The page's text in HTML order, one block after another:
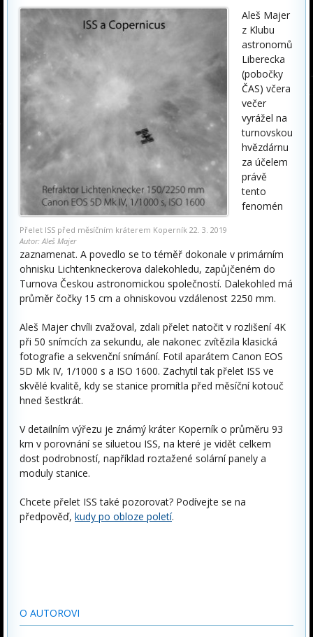
Přelet ISS před měsíčním kráterem Koperník 22. 3. 2019
Autor: Aleš Majer
Aleš Majer
z Klubu
astronomů
Liberecka
(pobočky
ČAS) včera
večer
vyrážel na
turnovskou
hvězdárnu
za účelem
právě
tento
fenomén
zaznamenat. A povedlo se to téměř dokonale v primárním
ohnisku Lichtenkneckerova dalekohledu, zapůjčeném do
Turnova Českou astronomickou společností. Dalekohled má
průměr čočky 15 cm a ohniskovou vzdálenost 2250 mm.
Aleš Majer chvíli zvažoval, zdali přelet natočit v rozlišení 4K
při 50 snímcích za sekundu, ale nakonec zvítězila klasická
fotografie a sekvenční snímání. Fotil aparátem Canon EOS
5D Mk IV, 1/1000 s a ISO 1600. Zachytil tak přelet ISS ve
skvělé kvalitě, kdy se stanice promítla před měsíční kotouč
hned šestkrát.
V detailním výřezu je známý kráter Koperník o průměru 93
km v porovnání se siluetou ISS, na které je vidět celkem
dost podrobností, například roztažené solární panely a
moduly stanice.
Chcete přelet ISS také pozorovat? Podívejte se na
předpověď, kudy po obloze poletí.
O AUTOROVI